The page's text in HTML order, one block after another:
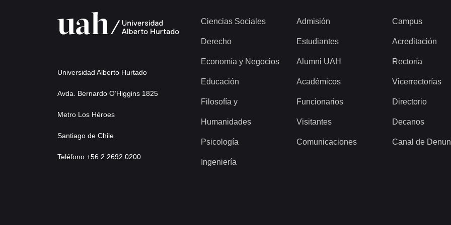
Universidad Alberto Hurtado
Avda. Bernardo O’Higgins 1825
Metro Los Héroes
Santiago de Chile
Teléfono +56 2 2692 0200
Ciencias Sociales
Derecho
Economía y Negocios
Educación
Filosofía y
Humanidades
Psicología
Ingeniería
Admisión
Estudiantes
Alumni UAH
Académicos
Funcionarios
Visitantes
Comunicaciones
Campus
Acreditación
Rectoría
Vicerrectorías
Directorio
Decanos
Canal de